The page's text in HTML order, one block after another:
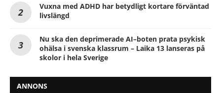
Vuxna med ADHD har betydligt kortare förväntad
livslängd
Nu ska den deprimerade AI–boten prata psykisk
ohälsa i svenska klassrum – Laika 13 lanseras på
skolor i hela Sverige
ANNONS